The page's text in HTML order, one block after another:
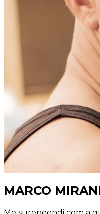
MARCO
Me surepeendi com a